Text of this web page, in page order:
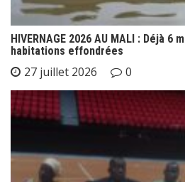
HIVERNAGE 2026 AU MALI : Déjà
habitations effondrées
27 juillet 2026 0